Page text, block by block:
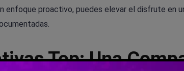
enfoque proactivo, puedes elevar el disfrute en
Top: Una